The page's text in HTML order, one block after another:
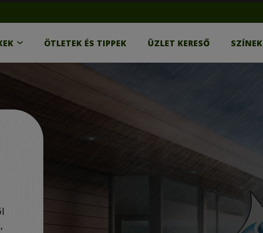
ÖTLETEK ÉS TIPPEK ÜZLET KERESŐ SZÍNEK